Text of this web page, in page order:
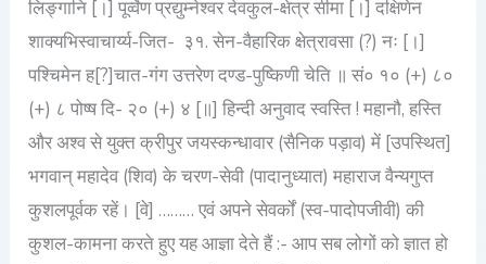
लिङ्गानि [।] पूर्व्वेण प्रद्युम्नेश्वर देवकुल-क्षेत्र सीमा [।] दक्षिणेन
शाक्यभिस्वाचार्य्य-जित- ३१. सेन-वैहारिक क्षेत्रावसा (?) नः [।]
पश्चिमेन ह[?]चात-गंग उत्तरेण दण्ड-पुष्किणी चेति ॥ सं० १० (+) ८०
(+) ८ पोष्ष दि- २० (+) ४ [॥] हिन्दी अनुवाद स्वस्ति ! महानौ, हस्ति
और अश्व से युक्त क्रीपुर जयस्कन्धावार (सैनिक पड़ाव) में [उपस्थित]
भगवान् महादेव (शिव) के चरण-सेवी (पादानुध्यात) महाराज वैन्यगुप्त
कुशलपूर्वक रहें। [वे] ……… एवं अपने सेवर्कों (स्व-पादोपजीवी) की
कुशल-कामना करते हुए यह आज्ञा देते हैं :- आप सब लोगों को ज्ञात हो